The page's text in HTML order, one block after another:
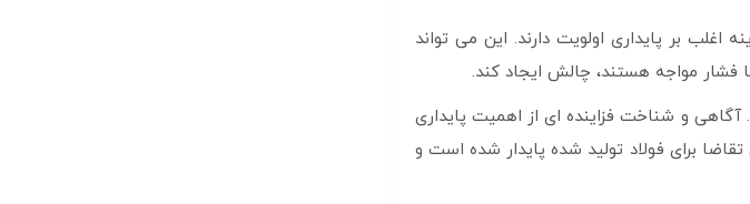
بر پایداری اولویت دارند. این می تواند
فشار مواجه هستند، چالش ایجاد کند.
آگاهی و شناخت فزاینده ای از اهمیت پایداری
برای فولاد تولید شده پایدار شده است و